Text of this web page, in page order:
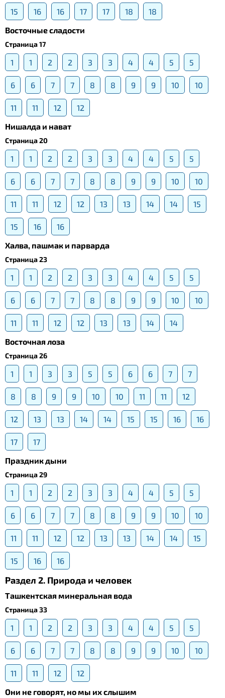
15 16 16 17 17 18
18
Восточные сладости
Страница 17
1 1 2 2 3 3 4 4 5 5
6 6 7 7 8 8 9 9 10 10
11 11 12
12
Нишалда и нават
Страница 20
1 1 2 2 3 3 4 4 5 5
6 6 7 7 8 8 9 9 10 10
11 11 12 12 13 13 14 14 15
15 16
16
Халва, пашмак и парварда
Страница 23
1 1 2 2 3 3 4 4 5 5
6 6 7 7 8 8 9 9 10 10
11 11 12 12 13 13 14
14
Восточная лоза
Страница 26
1 1 3 3 5 5 6 6 7 7
8 8 9 9 10 10 11 11 12
12 13 13 14 14 15 15 16 16
17
17
Праздник дыни
Страница 29
1 1 2 2 3 3 4 4 5 5
6 6 7 7 8 8 9 9 10 10
11 11 12 12 13 13 14 14 15
15 16 16
Раздел 2. Природа и человек
Ташкентская минеральная вода
Страница 33
1 1 2 2 3 3 4 4 5 5
6 6 7 7 8 8 9 9 10 10
11 11 12
12
Они не говорят, но мы их слышим